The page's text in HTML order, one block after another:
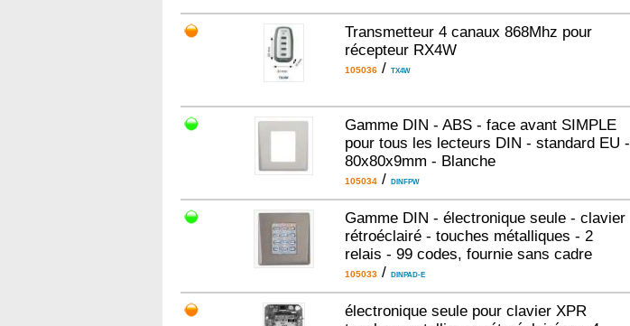
Transmetteur 4 canaux 868Mhz pour
récepteur RX4W
105036/ TX4W
Gamme DIN - ABS - face avant SIMPLE
pour tous les lecteurs DIN - standard EU -
80x80x9mm - Blanche
105034/ DINFPW
Gamme DIN - électronique seule - clavier
rétroéclairé - touches métalliques - 2
relais - 99 codes, fournie sans cadre
105033/ DINPAD-E
électronique seule pour clavier XPR